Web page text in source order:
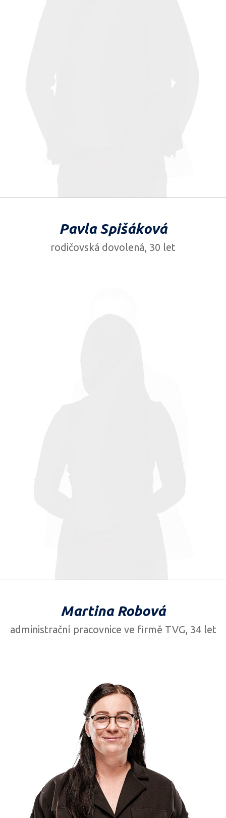
Pavla Spišáková
rodičovská dovolená, 30 let
Martina Robová
administrační pracovnice ve firmě TVG, 34 let